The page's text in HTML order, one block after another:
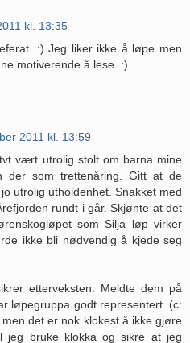
kl. 13:35
:) Jeg liker ikke å løpe men
motiverende å lese. :)
2011 kl. 13:59
vært utrolig stolt om barna mine
der som trettenåring. Gitt at de
utrolig utholdenhet. Snakket med
rundt i går. Skjønte at det
som Silja løp virker
ikke bli nødvendig å kjede seg
etterveksten. Meldte dem på
løpegruppa godt representert. (c:
det er nok klokest å ikke gjøre
jeg bruke klokka og sikre at jeg